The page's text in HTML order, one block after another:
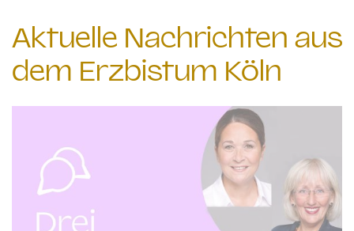
Aktuelle Nachrichten aus
dem Erzbistum Köln